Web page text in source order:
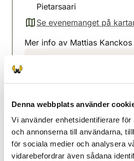
Denna webbplats använder
Vi använder enhetsidentifierare
och annonserna till användarna,
för sociala medier och analysera
vidarebefordrar även sådana
Pietarsaari
Se evenemanget på
(avautuu uuteen välilehteen)
Mer info av Mattias
Pedersörenejdens
pedersore@rhy.riista.fi